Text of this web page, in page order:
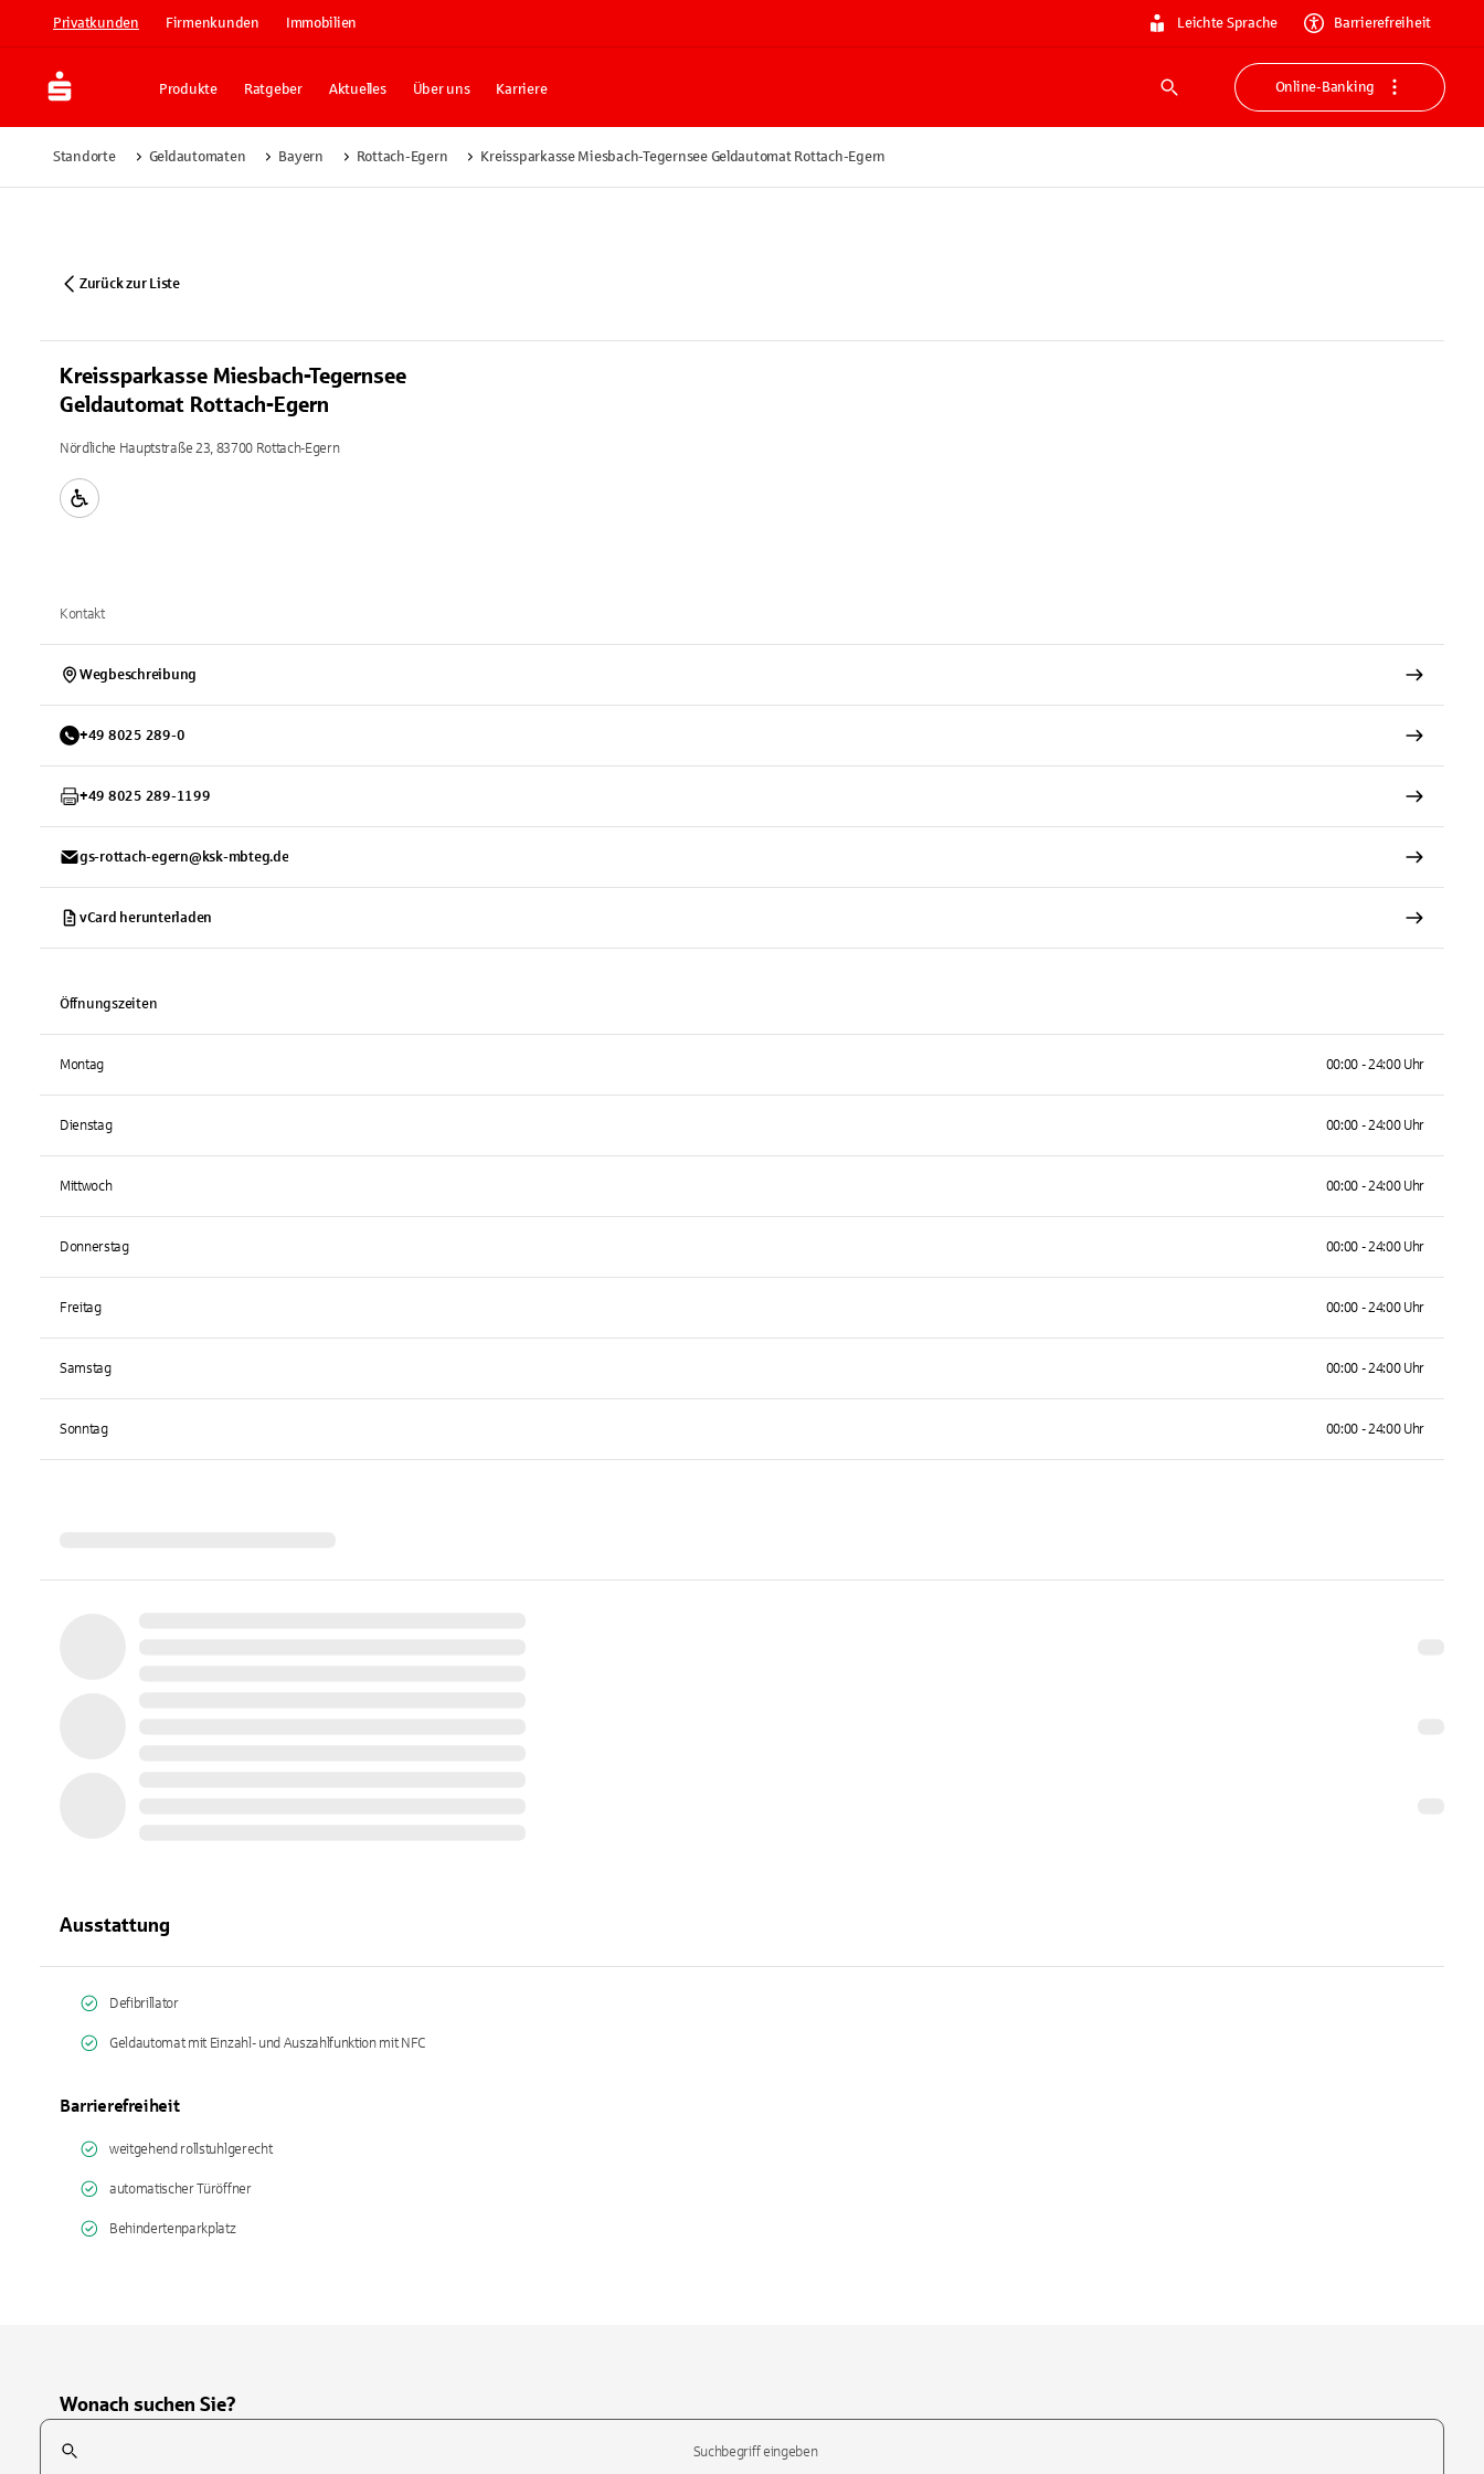
Privatkunden Firmenkunden Immobilien Leichte Sprache Barrierefreiheit
Produkte Ratgeber Aktuelles Über uns Karriere
Suche
Online-Banking
Standorte Geldautomaten Bayern Rottach-Egern Kreissparkasse Miesbach-Tegernsee Geldautomat Rottach-Egern
Zurück zur Liste
Kreissparkasse Miesbach-Tegernsee
Geldautomat Rottach-Egern
Nördliche Hauptstraße 23, 83700 Rottach-Egern
Kontakt
Wegbeschreibung
+49 8025 289-0
+49 8025 289-1199
gs-rottach-egern@ksk-mbteg.de
vCard herunterladen
Öffnungszeiten
Montag 00:00 - 24:00 Uhr
Dienstag 00:00 - 24:00 Uhr
Mittwoch 00:00 - 24:00 Uhr
Donnerstag 00:00 - 24:00 Uhr
Freitag 00:00 - 24:00 Uhr
Samstag 00:00 - 24:00 Uhr
Sonntag 00:00 - 24:00 Uhr
Ausstattung
Defibrillator
Geldautomat mit Einzahl- und Auszahlfunktion mit NFC
Barrierefreiheit
weitgehend rollstuhlgerecht
automatischer Türöffner
Behindertenparkplatz
Wonach suchen Sie?
Suchfeld